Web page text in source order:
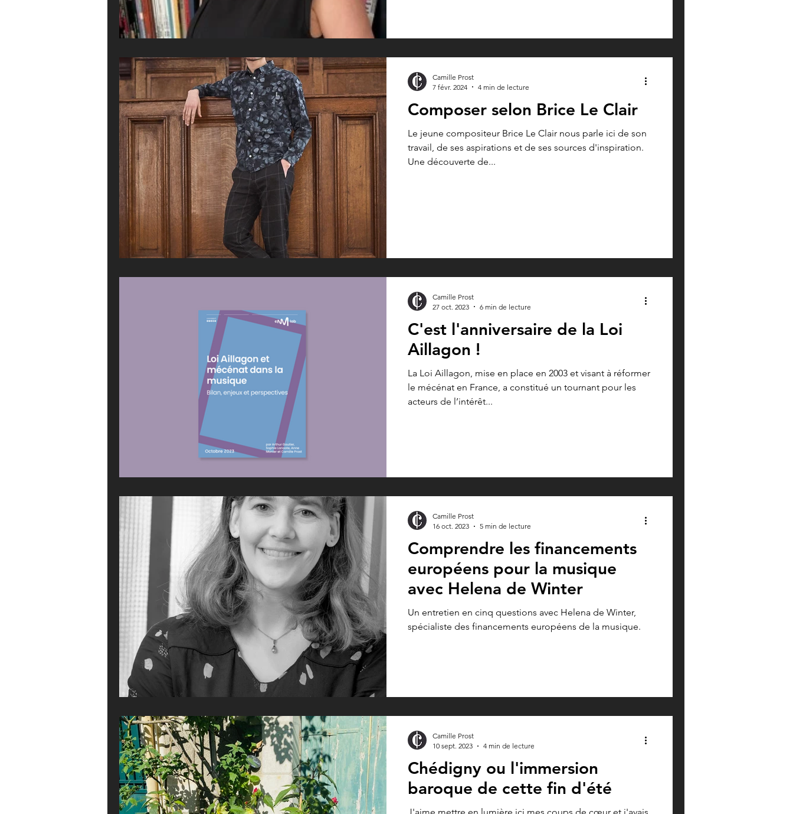
Composer selon Brice Le Clair
Le jeune compositeur Brice Le Clair nous parle ici de son
travail, de ses aspirations et de ses sources d'inspiration.
Une découverte de...
Camille Prost
7 févr. 2024
4 min de lecture
C'est l'anniversaire de la Loi
Aillagon !
La Loi Aillagon, mise en place en 2003 et visant à réformer
le mécénat en France, a constitué un tournant pour les
acteurs de l’intérêt...
Camille Prost
27 oct. 2023
6 min de lecture
Comprendre les financements
européens pour la musique
avec Helena de Winter
Un entretien en cinq questions avec Helena de Winter,
spécialiste des financements européens de la musique.
Camille Prost
16 oct. 2023
5 min de lecture
Chédigny ou l'immersion
baroque de cette fin d'été
Camille Prost
10 sept. 2023
4 min de lecture